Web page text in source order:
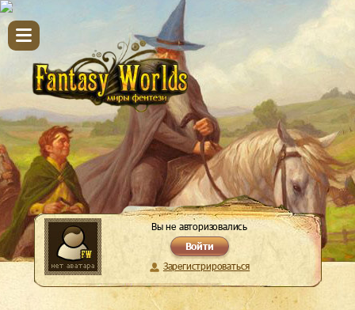
Вы не авторизовались
Войти
Зарегистрироваться